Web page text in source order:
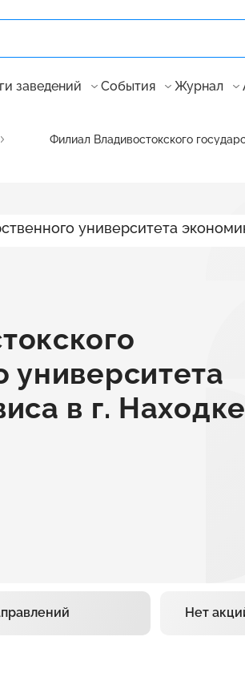
заведений События Журнал
Филиал Владивостокского
университета
в г.
Нет